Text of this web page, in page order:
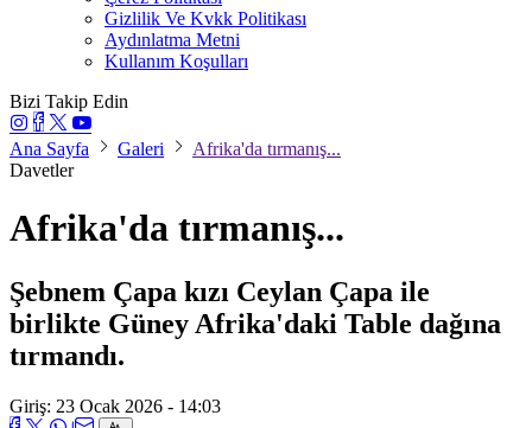
Gizlilik Ve Kvkk Politikası
Aydınlatma Metni
Kullanım Koşulları
Bizi Takip Edin
Ana Sayfa Galeri
Afrika'da tırmanış...
Davetler
Afrika'da tırmanış...
Şebnem Çapa kızı Ceylan Çapa ile
birlikte Güney Afrika'daki Table dağına
tırmandı.
Giriş: 23 Ocak 2026 - 14:03